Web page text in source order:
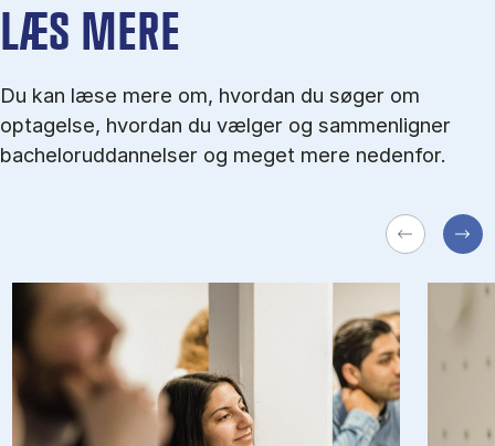
LÆS MERE
Du kan læse mere om, hvordan du søger om
optagelse, hvordan du vælger og sammenligner
bacheloruddannelser og meget mere nedenfor.